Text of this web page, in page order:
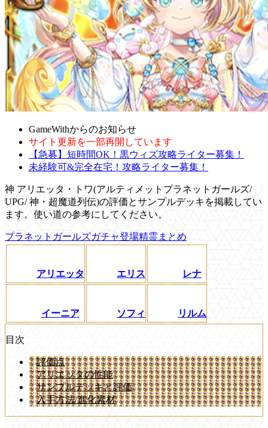
GameWithからのお知らせ
サイト更新を一部再開しています
【急募】短時間OK！黒ウィズ攻略ライター募集！
未経験可&完全在宅！攻略ライター募集！
神 アリエッタ・トワ(アルティメットプラネットガールズ/
UPG/ 神・超魔道列伝)の評価とサンプルデッキを掲載してい
ます。使い道の参考にしてください。
プラネットガールズガチャ登場精霊まとめ
アリエッタ エリス レナ
イーニア ソフィ リルム
目次
評価点
アリエッタの性能
サンプルデッキと評価
入手方法/進化素材